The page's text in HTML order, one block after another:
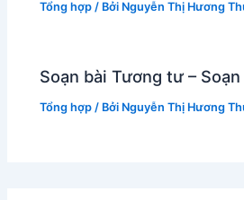
Tổng hợp / Bởi Nguyễn Thị Hương
Soạn bài Tương tư – Soạn
Tổng hợp / Bởi Nguyễn Thị Hương